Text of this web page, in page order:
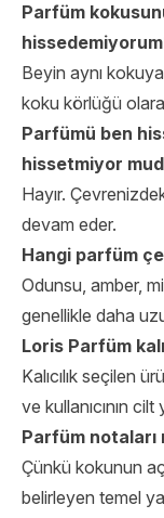
Parfüm
Beyin aynı
koku körlüğü
Parfümü ben
hissetmiyor
Hayır.
devam eder.
Hangi parfüm
Odunsu, amber,
genellikle daha
Loris Parfüm
Kalıcılık seçilen
ve kullanıcının
Parfüm notaları
Çünkü kokunun
belirleyen temel